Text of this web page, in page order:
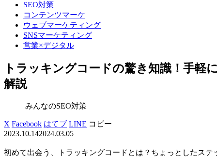
SEO対策
コンテンツマーケ
ウェブマーケティング
SNSマーケティング
営業×デジタル
トラッキングコードの驚き知識！手軽
解説
みんなのSEO対策
X Facebook はてブ LINE コピー
2023.10.142024.03.05
初めて出会う、トラッキングコードとは？ちょっとしたス